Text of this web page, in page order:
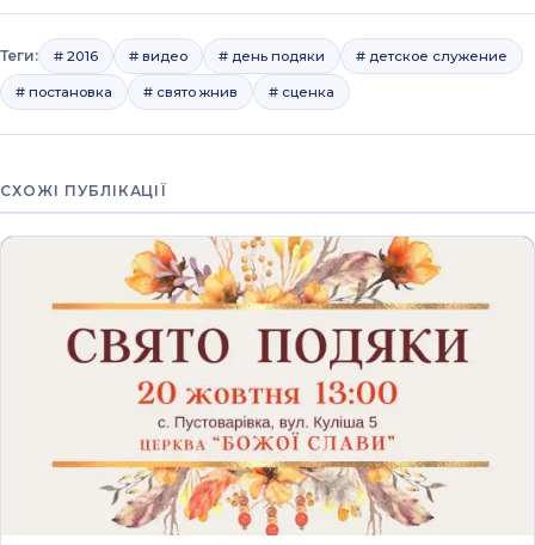
Теги: # 2016 # видео # день подяки # детское служение
# постановка # свято жнив # сценка
СХОЖІ ПУБЛІКАЦІЇ